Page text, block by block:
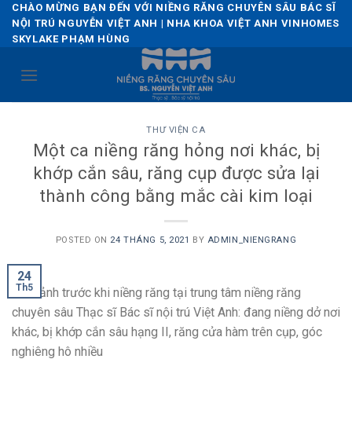
Skip
content
CHÀO MỪNG BẠN ĐẾN VỚI NIỀNG RĂNG CHUYÊN SÂU BÁC SĨ
NỘI TRÚ NGUYỄN VIỆT ANH | NHA KHOA VIỆT ANH VINHOMES
SKYLAKE PHẠM HÙNG
THƯ VIỆN CA
Một ca niềng răng hỏng nơi khác, bị
khớp cắn sâu, răng cụp được sửa lại
thành công bằng mắc cài kim loại
POSTED ON 24 THÁNG 5, 2021 BY ADMIN_NIENGRANG
24
Th5
Hình ảnh trước khi niềng răng tại trung tâm niềng răng
chuyên sâu Thạc sĩ Bác sĩ nội trú Việt Anh: đang niềng dở nơi
khác, bị khớp cắn sâu hạng II, răng cửa hàm trên cụp, góc
nghiêng hô nhiều